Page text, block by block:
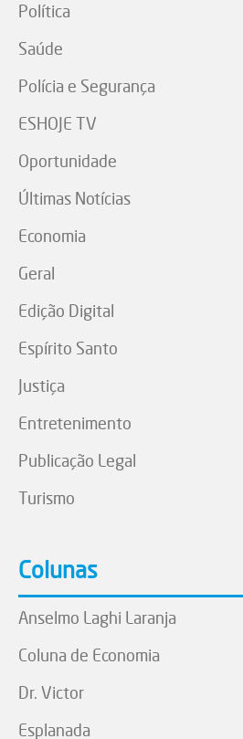
Política
Saúde
Polícia e Segurança
ESHOJE TV
Oportunidade
Últimas Notícias
Economia
Geral
Edição Digital
Espírito Santo
Justiça
Entretenimento
Publicação Legal
Turismo
Colunas
Anselmo Laghi Laranja
Coluna de Economia
Dr. Victor
Esplanada